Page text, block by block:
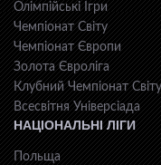
Олімпійські Ігри
Чемпіонат Світу
Чемпіонат Європи
Золота Євроліга
Клубний Чемпіонат Світу
Всесвiтня Унiверсiaда
НАЦІОНАЛЬНІ ЛІГИ
Польща